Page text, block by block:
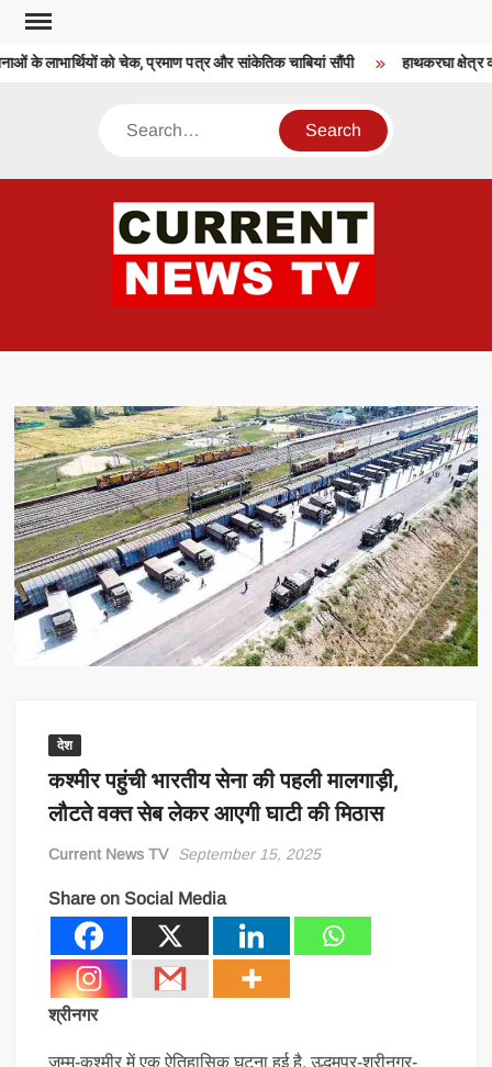
Skip
content
के लाभार्थियों को चेक, प्रमाण पत्र और सांकेतिक चाबियां सौंपी हाथकरघा क्षेत्र
Search
देश
कश्मीर पहुंची भारतीय सेना की पहली मालगाड़ी,
लौटते वक्त सेब लेकर आएगी घाटी की मिठास
Current News TV September 15, 2025
Share on Social Media
श्रीनगर
जम्मू-कश्मीर में एक ऐतिहासिक घटना हुई है. उद्धमपुर-श्रीनगर-